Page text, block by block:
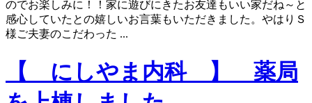
のでお楽しみに！！家に遊びにきたお友達もいい家だね～と
感心していたとの嬉しいお言葉もいただきました。やはりＳ
様ご夫妻のこだわった ...
【 にしやま内科 】 薬局